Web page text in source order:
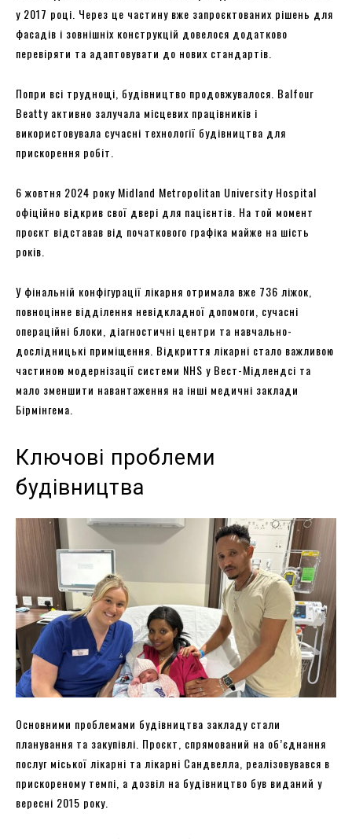
у 2017 році. Через це частину вже запроєктованих рішень для
фасадів і зовнішніх конструкцій довелося додатково
перевіряти та адаптовувати до нових стандартів.
Попри всі труднощі, будівництво продовжувалося. Balfour
Beatty активно залучала місцевих працівників і
використовувала сучасні технології будівництва для
прискорення робіт.
6 жовтня 2024 року Midland Metropolitan University Hospital
офіційно відкрив свої двері для пацієнтів. На той момент
проєкт відставав від початкового графіка майже на шість
років.
У фінальній конфігурації лікарня отримала вже 736 ліжок,
повноцінне відділення невідкладної допомоги, сучасні
операційні блоки, діагностичні центри та навчально-
дослідницькі приміщення. Відкриття лікарні стало важливою
частиною модернізації системи NHS у Вест-Мідлендсі та
мало зменшити навантаження на інші медичні заклади
Бірмінгема.
Ключові проблеми
будівництва
Основними проблемами будівництва закладу стали
планування та закупівлі. Проєкт, спрямований на об’єднання
послуг міської лікарні та лікарні Сандвелла, реалізовувався в
прискореному темпі, а дозвіл на будівництво був виданий у
вересні 2015 року.